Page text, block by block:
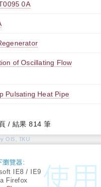
0A
of Oscillating Flow
Pulsating Heat Pipe
/ 結果 814 筆
OIS, TKU
瀏覽器:
IE8 / IE9
Firefox